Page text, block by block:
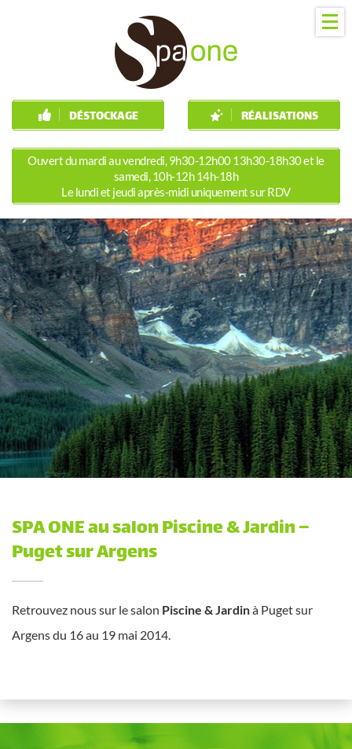
DÉSTOCKAGE RÉALISATIONS
Ouvert du mardi au vendredi, 9h30-12h00 13h30-18h30 et le
samedi, 10h-12h 14h-18h
Le lundi et jeudi après-midi uniquement sur RDV
SPA ONE au salon Piscine & Jardin –
Puget sur Argens
Retrouvez nous sur le salon Piscine & Jardinà Puget sur
Argens du 16 au 19 mai 2014.